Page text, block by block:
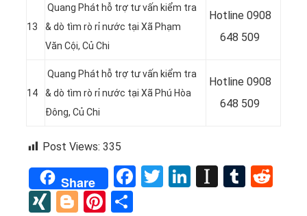
13
Quang Phát hỗ trợ tư vấn kiểm tra
& dò tìm rò rỉ nước tại Xã Phạm
Văn Cội, Củ Chi
Hotline 0908
648 509
14
Quang Phát hỗ trợ tư vấn kiểm tra
& dò tìm rò rỉ nước tại Xã Phú Hòa
Đông, Củ Chi
Hotline 0908
648 509
Post Views: 335
Share Facebook
Twitter
LinkedIn
XINGBloggerPinterest